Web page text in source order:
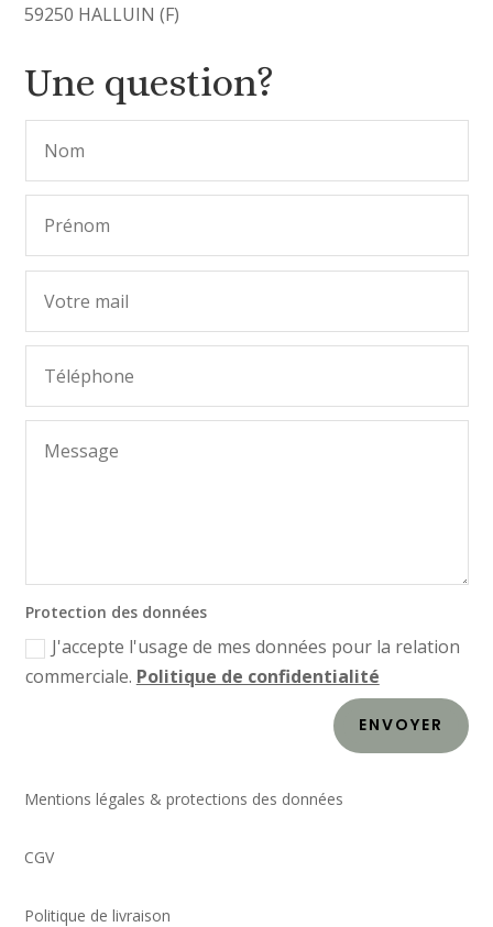
59250 HALLUIN (F)
Une question?
Protection des données
J'accepte l'usage de mes données pour la relation
commerciale. Politique de confidentialité
ENVOYER
Mentions légales & protections des données
CGV
Politique de livraison